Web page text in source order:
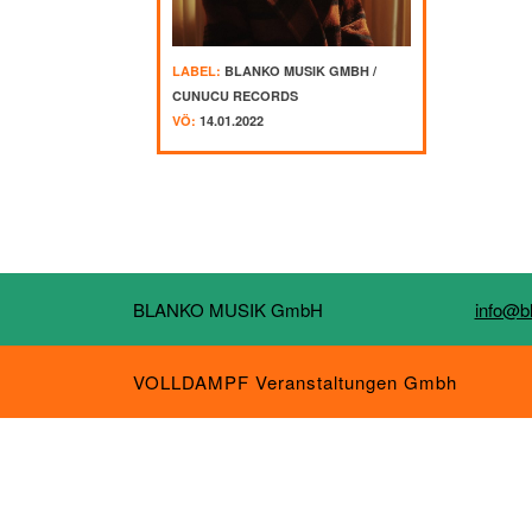
LABEL: BLANKO MUSIK GMBH /
CUNUCU RECORDS
VÖ: 14.01.2022
BLANKO MUSIK GmbH
VOLLDAMPF Veranstaltungen Gmbh